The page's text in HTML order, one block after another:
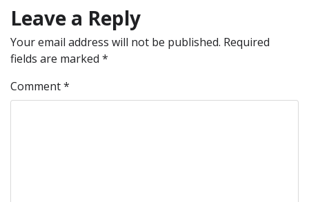
Leave a Reply
Your email address will not be published. Required
fields are marked *
Comment*